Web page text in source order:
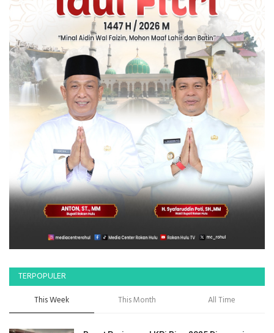
TERPOPULER
This Week This Month All Time